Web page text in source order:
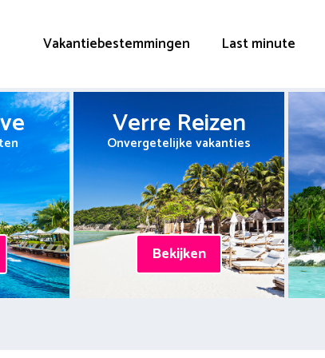
Vakantiebestemmingen Last minute
Verre Reizen
Onvergetelijke vakanties
Bekijken